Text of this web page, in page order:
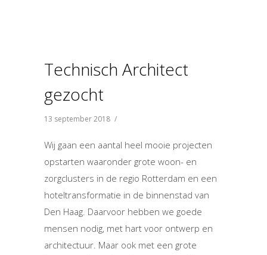
Technisch Architect
gezocht
13 september 2018 /
Wij gaan een aantal heel mooie projecten
opstarten waaronder grote woon- en
zorgclusters in de regio Rotterdam en een
hoteltransformatie in de binnenstad van
Den Haag. Daarvoor hebben we goede
mensen nodig, met hart voor ontwerp en
architectuur. Maar ook met een grote